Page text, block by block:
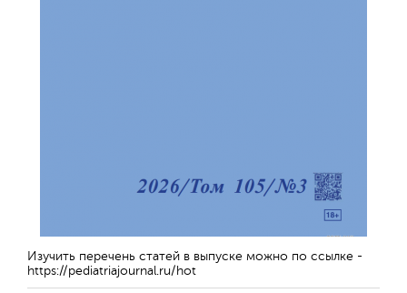
Изучить перечень статей в выпуске можно по ссылке -
https://pediatriajournal.ru/hot